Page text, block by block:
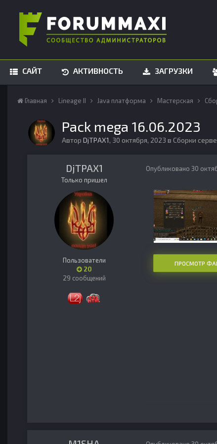
САЙТ АКТИВНОСТЬ ЗАГРУЗКИ
Главная Lineage II Java платформа Мастерская
Pack mega 16.06.2023
Автор DjTPAX1, 30 октября, 2023 в Сборки
DjTPAX1
Только пришел
Пользователи
20
29 сообщений
Опубликовано 30
ПРОСМОТР